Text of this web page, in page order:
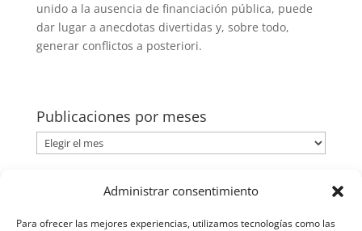
Administrar consentimiento
Para ofrecer las mejores experiencias, utilizamos tecnologías como las
unido a la ausencia de financiación pública, puede
dar lugar a anecdotas divertidas y, sobre todo,
generar conflictos a posteriori.
Publicaciones por meses
Publicaciones
por
Categorías